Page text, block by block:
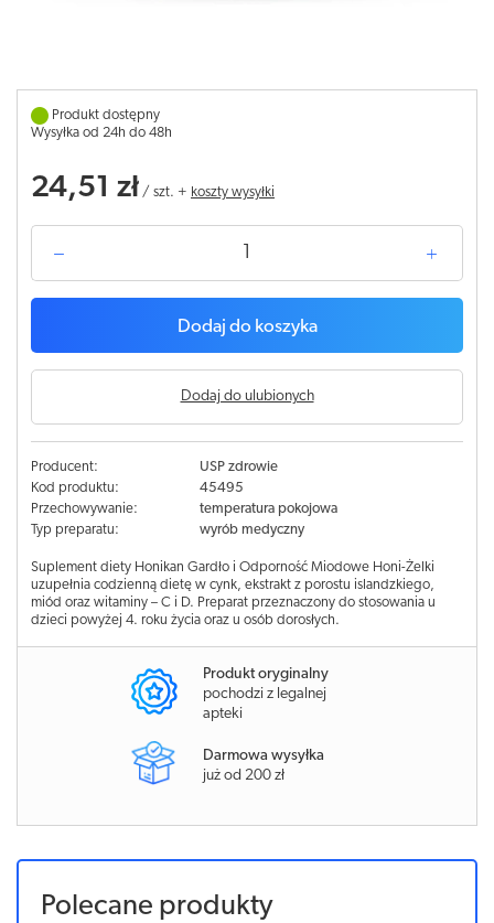
Produkt dostępny
Wysyłka od 24h do 48h
24,51 zł / szt. + koszty wysyłki
Dodaj do koszyka
Dodaj do ulubionych
Producent:
USP zdrowie
Kod produktu:
45495
Przechowywanie:
temperatura pokojowa
Typ preparatu:
wyrób medyczny
Suplement diety Honikan Gardło i Odporność Miodowe Honi-Żelki
uzupełnia codzienną dietę w cynk, ekstrakt z porostu islandzkiego,
miód oraz witaminy – C i D. Preparat przeznaczony do stosowania u
dzieci powyżej 4. roku życia oraz u osób dorosłych.
Produkt oryginalny
pochodzi z legalnej
apteki
Darmowa wysyłka
już od 200 zł
Polecane produkty